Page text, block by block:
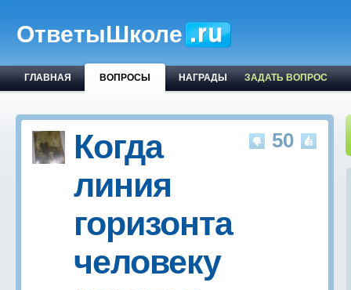
ОтветыШколе
ГЛАВНАЯ ВОПРОСЫ НАГРАДЫ ЗАДАТЬ ВОПРОС
50
Когда
линия
горизонта
человеку